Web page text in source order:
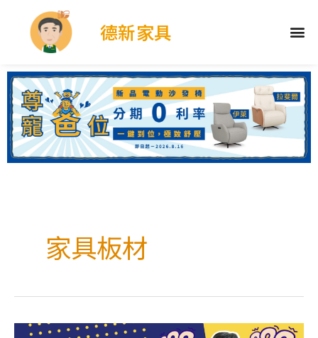
德新家具
家具板材